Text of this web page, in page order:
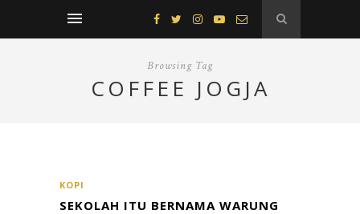
Browsing Tag
COFFEE JOGJA
KOPI
SEKOLAH ITU BERNAMA WARUNG